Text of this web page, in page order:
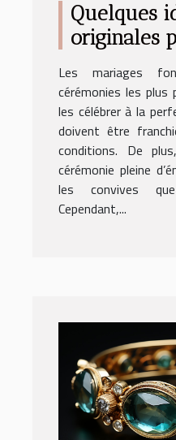
Quelques
originales
mariage
Les mariages
cérémonies les plus
les célébrer à la
doivent être
conditions. De
cérémonie pleine
les convives
Cependant,...